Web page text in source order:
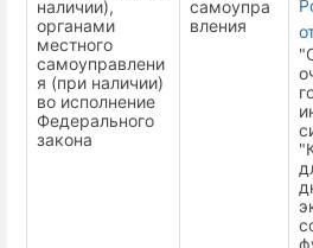
наличии),
органами
местного
самоуправлени
я (при наличии)
во исполнение
Федерального
закона
самоупра
вления